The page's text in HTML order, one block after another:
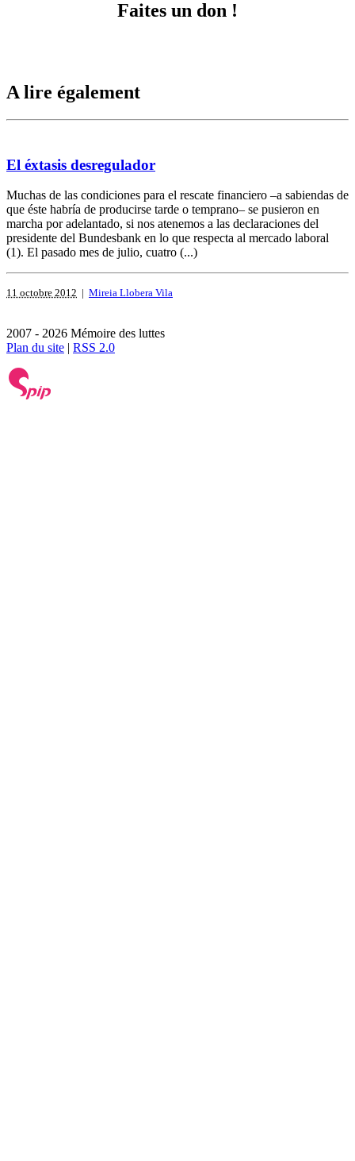
Faites un don !
A lire également
El éxtasis desregulador
Muchas de las condiciones para el rescate ­financiero –a sabiendas de
que éste habría de producirse tarde o temprano– se pusieron en
marcha por adelantado, si nos atenemos a las declaraciones del
presidente del Bundesbank en lo que respecta al mercado laboral
(1). El pasado mes de julio, cuatro (...)
11 octobre 2012 | Mireia Llobera Vila
2007 - 2026 Mémoire des luttes
Plan du site | RSS 2.0